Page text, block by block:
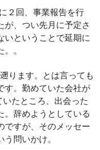
２回、事業報告を行
が、つい先月に予定さ
いということで延期に
。
ります。とは言っても
す。勤めていた会社が
たところ、出会った
。辞めようとしている
ですが、そのメッセー
問いかけ。